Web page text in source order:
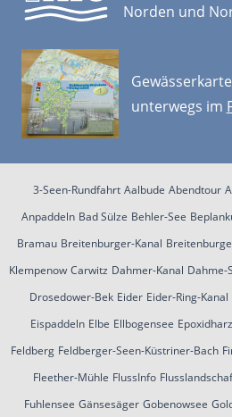
Norden und
unterwegs im
3-Seen-Rundfahrt Aalbude Abendtour
Anpaddeln Bad Sülze Behler-See
Bramau Breitenburger-Kanal
Klempenow Carwitz Dahmer-Kanal Dahme-
Drosedower-Bek Eider Eider-Ring-Kanal
Eispaddeln Elbe Ellbogensee Epoxidharz
Feldberg Feldberger-Seen-Küstriner-Bach
Fleether-Mühle FlussInfo
Fuhlensee Gänsesäger Gobenowsee